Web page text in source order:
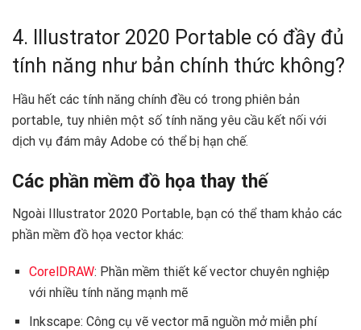
4. Illustrator 2020 Portable có đầy đủ
tính năng như bản chính thức không?
Hầu hết các tính năng chính đều có trong phiên bản
portable, tuy nhiên một số tính năng yêu cầu kết nối với
dịch vụ đám mây Adobe có thể bị hạn chế.
Các phần mềm đồ họa thay thế
Ngoài Illustrator 2020 Portable, bạn có thể tham khảo các
phần mềm đồ họa vector khác:
CorelDRAW: Phần mềm thiết kế vector chuyên nghiệp
với nhiều tính năng mạnh mẽ
Inkscape: Công cụ vẽ vector mã nguồn mở miễn phí